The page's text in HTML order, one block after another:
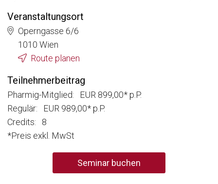
Veranstaltungsort
Operngasse 6/6
1010 Wien
Route planen
Teilnehmerbeitrag
Pharmig-Mitglied: EUR 899,00* p.P.
Regulär: EUR 989,00* p.P.
Credits: 8
*Preis exkl. MwSt
Seminar buchen